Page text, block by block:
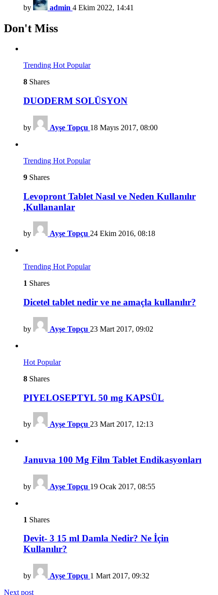
by admin 4 Ekim 2022, 14:41
Don't Miss
Trending HotPopular
8 Shares
DUODERM SOLÜSYON
by Ayşe Topçu 18 Mayıs 2017, 08:00
Trending Hot Popular
9 Shares
Levopront Tablet Nasıl ve Neden Kullanılır
,Kullananlar
by Ayşe Topçu 24 Ekim 2016, 08:18
Trending Hot Popular
1 Shares
Dicetel tablet nedir ve ne amaçla kullanılır?
by Ayşe Topçu 23 Mart 2017, 09:02
Hot Popular
8 Shares
PIYELOSEPTYL 50 mg KAPSÜL
by Ayşe Topçu 23 Mart 2017, 12:13
Januvıa 100 Mg Film Tablet Endikasyonları
by Ayşe Topçu 19 Ocak 2017, 08:55
1 Shares
Devit- 3 15 ml Damla Nedir? Ne İçin
Kullanılır?
by Ayşe Topçu 1 Mart 2017, 09:32
Next post